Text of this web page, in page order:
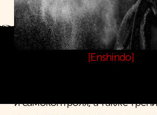
[ Школа ЭнШинДо — это
возможность познакомиться
с боевыми традициями Японии
в сердце Санкт-Петербурга ]